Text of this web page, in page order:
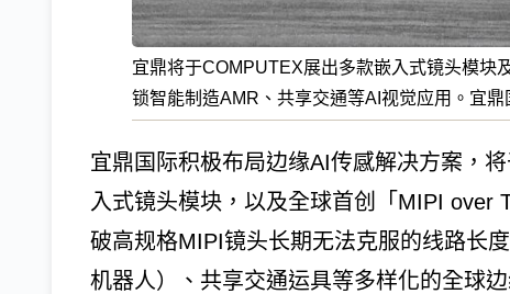
宜鼎将于COMPUTEX展出多款嵌入式镜头模块
锁智能制造AMR、共享交通等AI视觉应用。宜鼎
宜鼎国际积极布局边缘AI传感解决方案，
入式镜头模块，以及全球首创「MIPI over
破高规格MIPI镜头长期无法克服的线路长
机器人）、共享交通运具等多样化的全球边